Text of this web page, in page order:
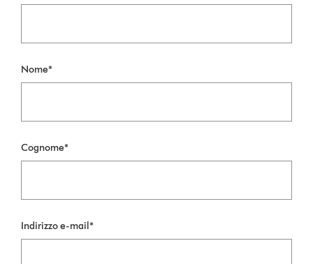
Nome*
Cognome*
Indirizzo e-mail*